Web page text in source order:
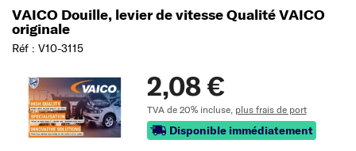
VAICO Douille, levier de vitesse Qualité VAICO
originale
Réf : V10-3115
2,08 €
TVA de 20% incluse, plus frais de port
Disponible immédiatement